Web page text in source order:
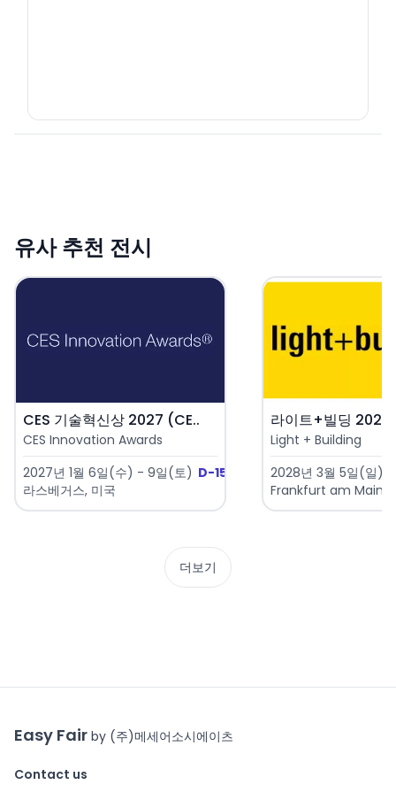
유사 추천 전시
CES 기술혁신상 2027 (CE..
CES Innovation Awards
2027년 1월 6일(수) - 9일(토) D-150
라스베거스, 미국
라이트+빌딩
Light + Building
2028년 3월 5일(일)
Frankfurt am Main,
더보기
Easy Fair by (주)메세어소시에이츠
Contact us